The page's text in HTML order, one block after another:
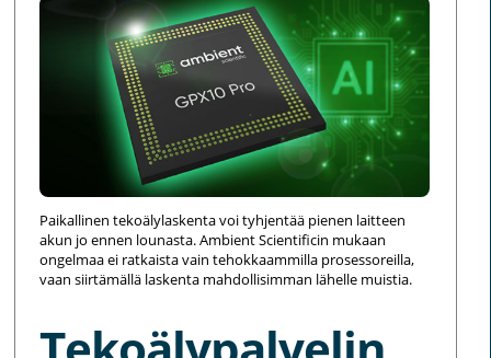
Paikallinen tekoälylaskenta voi tyhjentää pienen laitteen
akun jo ennen lounasta. Ambient Scientificin mukaan
ongelmaa ei ratkaista vain tehokkaammilla prosessoreilla,
vaan siirtämällä laskenta mahdollisimman lähelle muistia.